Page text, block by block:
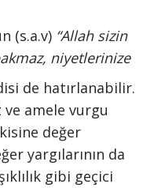
(s.a.v) “Allah sizin
niyetlerinize
de hatırlanabilir.
ve amele vurgu
değer
yargılarının da
gibi geçici